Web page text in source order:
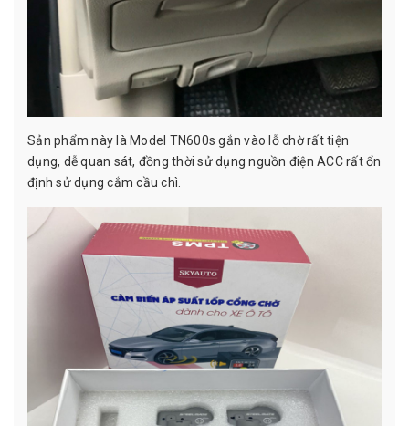
Sản phẩm này là Model TN600s gắn vào lỗ chờ rất tiện
dụng, dễ quan sát, đồng thời sử dụng nguồn điện ACC rất ổn
định sử dụng cắm cầu chì.